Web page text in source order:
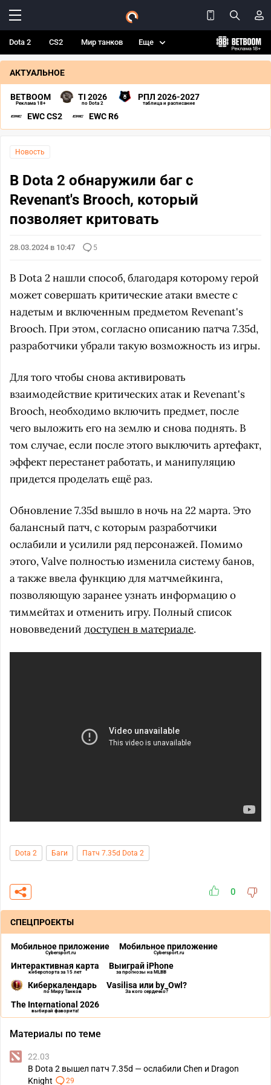
Dota 2 CS2 Мир танков Еще
АКТУАЛЬНОЕ
BETBOOM
Реклама 18+
TI 2026
по Dota 2
РПЛ 2026-2027
таблица и расписание
EWC CS2 EWC R6
Новость
В Dota 2 обнаружили баг с
Revenant's Brooch, который
позволяет критовать
28.03.2024 в 10:47 5
В Dota 2 нашли способ, благодаря которому герой
может совершать критические атаки вместе с
надетым и включенным предметом Revenant's
Brooch. При этом, согласно описанию патча 7.35d,
разработчики убрали такую возможность из игры.
Для того чтобы снова активировать
взаимодействие критических атак и Revenant's
Brooch, необходимо включить предмет, после
чего выложить его на землю и снова поднять. В
том случае, если после этого выключить артефакт,
эффект перестанет работать, и манипуляцию
придется проделать ещё раз.
Обновление 7.35d вышло в ночь на 22 марта. Это
балансный патч, с которым разработчики
ослабили и усилили ряд персонажей. Помимо
этого, Valve полностью изменила систему банов,
а также ввела функцию для матчмейкинга,
позволяющую заранее узнать информацию о
тиммейтах и отменить игру. Полный список
нововведений доступен в материале.
Dota 2 Баги Патч 7.35d Dota 2
0
СПЕЦПРОЕКТЫ
Мобильное приложение
Cybersport.ru
Мобильное приложение
Cybersport.ru
Интерактивная карта
киберспорта за 15 лет
Выиграй iPhone
за прогнозы на MLBB
Киберкалендарь
по Миру Танков
Vasilisa или by_Owl?
За кого сердечко?
The International 2026
выбирай фаворита!
Материалы по теме
22.03
В Dota 2 вышел патч 7.35d — ослабили Chen и Dragon
Knight
29